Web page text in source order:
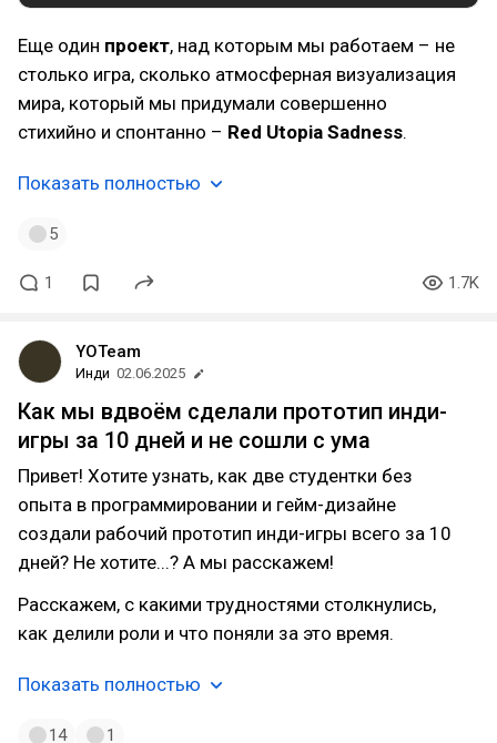
Еще один проект, над которым мы работаем – не
столько игра, сколько атмосферная визуализация
мира, который мы придумали совершенно
стихийно и спонтанно – Red Utopia Sadness.
Показать полностью
5
1 1.7K
YOTeam
Инди 02.06.2025
Как мы вдвоём сделали прототип инди-
игры за 10 дней и не сошли с ума
Привет! Хотите узнать, как две студентки без
опыта в программировании и гейм-дизайне
создали рабочий прототип инди-игры всего за 10
дней? Не хотите...? А мы расскажем!
Расскажем, с какими трудностями столкнулись,
как делили роли и что поняли за это время.
Показать полностью
14 1